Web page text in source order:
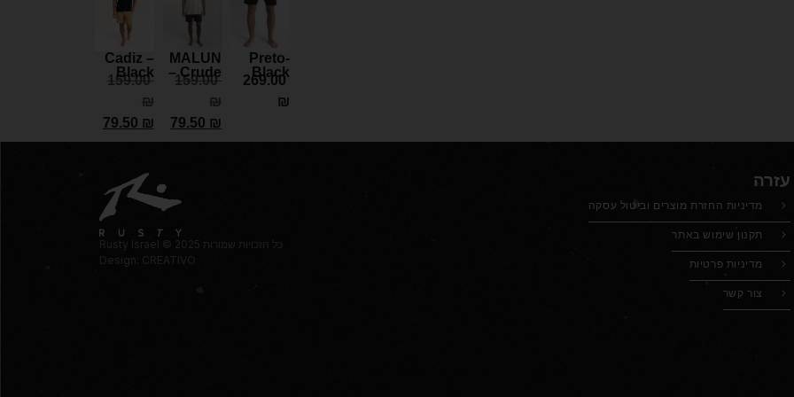
Cadiz –
Black
159.00
₪
79.50 ₪
MALUN
– Crude
159.00
₪
79.50 ₪
Preto-
Black
269.00
₪
Rusty Israel © 2025 כל הזכויות שמורות
Design: CREATIVO
עזרה
מדיניות החזרת מוצרים וביטול עסקה
תקנון שימוש באתר
מדיניות פרטיות
צור קשר